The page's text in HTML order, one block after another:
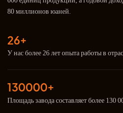
80 миллионов юаней.
26+
У нас более 26 лет опыта работы в
130000+
Площадь завода составляет более 130